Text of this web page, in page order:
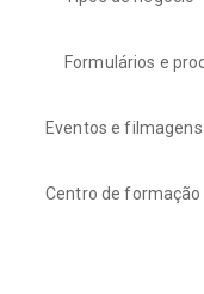
Formulários e
Eventos e filmagens
Centro de formação